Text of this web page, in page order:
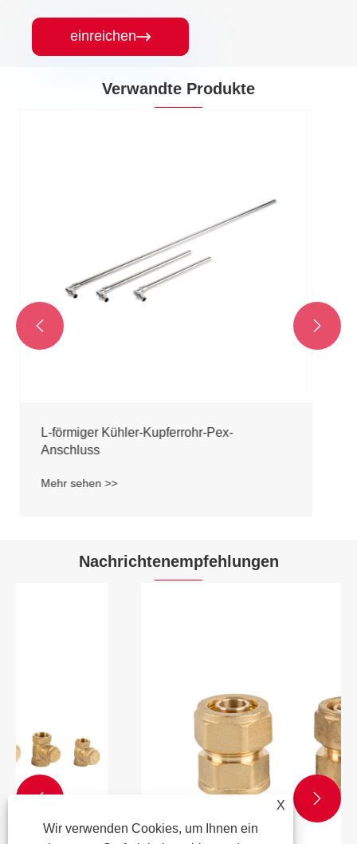
einreichen
Verwandte Produkte
 
Nachrichtenempfehlungen
 
X
Wir verwenden Cookies, um Ihnen ein